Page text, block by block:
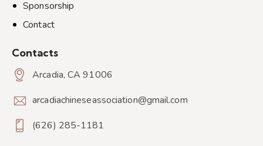
Sponsorship
Contact
Contacts
Arcadia, CA 91006
arcadiachineseassociation@gmail.com
(626) 285-1181